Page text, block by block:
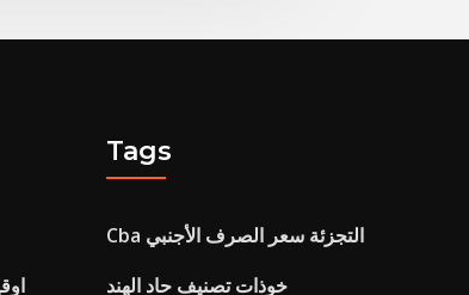
Tags
Cba التجزئة سعر الصرف الأجنبي
خوذات تصنيف حاد الهند